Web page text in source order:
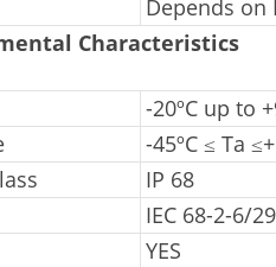
Depends on
Characteristics
-20ºC up to
-45ºC ≤ Ta
IP 68
IEC 68-2-6/29
YES